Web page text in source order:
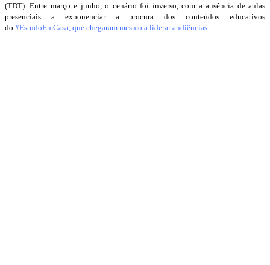
(TDT). Entre março e junho, o cenário foi inverso, com a ausência de aulas
presenciais a exponenciar a procura dos conteúdos educativos
do #EstudoEmCasa, que chegaram mesmo a liderar audiências